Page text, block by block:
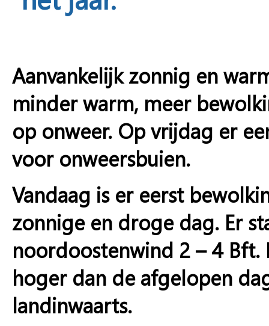
Aanvankelijk zonnig en
minder warm, meer
op onweer. Op vrijdag er
voor onweersbuien.
Vandaag is er eerst
zonnige en droge dag. Er
noordoostenwind 2 – 4
hoger dan de afgelopen
landinwaarts.